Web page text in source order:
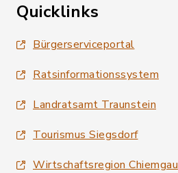
Quicklinks
Bürgerserviceportal
Ratsinformationssystem
Landratsamt Traunstein
Tourismus Siegsdorf
Wirtschaftsregion Chiemgau